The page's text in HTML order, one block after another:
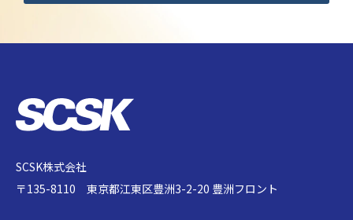
SCSK株式会社
〒135-8110 東京都江東区豊洲3-2-20 豊洲フロント